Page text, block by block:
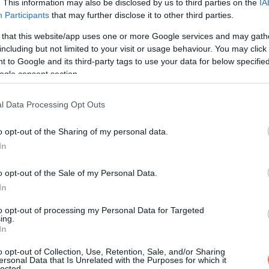
This information may also be disclosed by us to third parties on the
Participants that may further disclose it to other third parties.
that this website/app uses one or more Google services and may
but not limited to your visit or usage behaviour. You may
to Google and its third-party tags to use your data for below
consent section.
Data Processing Opt Outs
opt-out of the Sharing of my personal data.
opt-out of the Sale of my Personal Data.
opt-out of processing my Personal Data for Targeted
opt-out of Collection, Use, Retention, Sale, and/or Sharing
Data that Is Unrelated with the Purposes for which it
hogy bármilyen fényesen ragyognak is, másokat is
erőt és hitet adnak másoknak, hogy ők is fényesen
inspiráló és gyógyító hatással bír, egyfajta isteni energiát
megpróbál valami jót tenni, segíteni a körülötte élőknek,
élők érzelmeihez, mint a Halak, és hihetetlen empátiájával
A jegy uralkodó bolygója a Neptunusz, az álmok és a
és elfogadják.
határokat, hiszen a jegy szülöttei mindenkit elfogadnak,
szelíd, együttérző és elfogadó aurája mágneses erővel